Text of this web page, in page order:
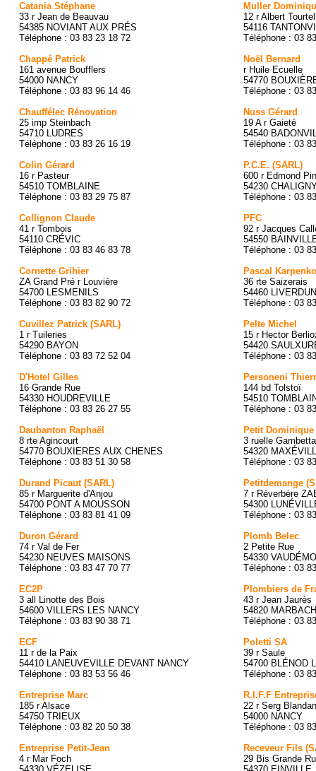
Catania Stéphane
33 r Jean de Beauvau
54385 NOVIANT AUX PRÉS
Téléphone : 03 83 23 18 72
Chappé Patrick
161 avenue Boufflers
54000 NANCY
Téléphone : 03 83 96 14 46
Chauffélec Rénovation
25 imp Steinbach
54710 LUDRES
Téléphone : 03 83 26 16 19
Colin Gérard
16 r Pasteur
54510 TOMBLAINE
Téléphone : 03 83 29 75 87
Collignon Claude
41 r Tombois
54110 CRÉVIC
Téléphone : 03 83 46 83 78
Cornette Grihier
ZA Grand Pré r Louvière
54700 LESMENILS
Téléphone : 03 83 82 90 72
Cuvillez Patrick (SARL)
1 r Tuileries
54290 BAYON
Téléphone : 03 83 72 52 04
D'Hotel Gilles
16 Grande Rue
54330 HOUDREVILLE
Téléphone : 03 83 26 27 55
Daubanton Raphaël
8 rte Agincourt
54770 BOUXIERES AUX CHENES
Téléphone : 03 83 51 30 58
Durand Picaut (SARL)
85 r Marguerite d'Anjou
54700 PONT A MOUSSON
Téléphone : 03 83 81 41 09
Duron Gérard
74 r Val de Fer
54230 NEUVES MAISONS
Téléphone : 03 83 47 70 77
EC2P
3 all Linotte des Bois
54600 VILLERS LES NANCY
Téléphone : 03 83 90 38 71
ECF
11 r de la Paix
54410 LANEUVEVILLE DEVANT NANCY
Téléphone : 03 83 53 56 46
Entreprise Marc
185 r Alsace
54750 TRIEUX
Téléphone : 03 82 20 50 38
Entreprise Petit-Jean
4 r Mar Foch
Muller
12 r Albert Tourtel
54116
Téléphone : 03
Noël Bernard
r Huile Ecuelle
54770
Téléphone : 03
Nuss Gérard
19 A r Gaieté
54540
Téléphone : 03
P.C.E. (SARL)
600 r Edmond
54230
Téléphone : 03
PFC
92 r Jacques
54550
Téléphone : 03
Pascal
36 rte Saizerais
54460 LIVERDUN
Téléphone : 03
Pelte Michel
15 r Hector
54420
Téléphone : 03
Personeni
144 bd Tolstoï
54510
Téléphone : 03
Petit Dominique
3 ruelle Gambetta
54320
Téléphone : 03
Petitdemange
7 r Réverbère
54300
Téléphone : 03
Plomb Belec
2 Petite Rue
54330
Téléphone : 03
Plombiers de
43 r Jean Jaurès
54820
Téléphone : 03
Poletti SA
39 r Saule
54700 BLÉNOD
Téléphone : 03
R.I.F.F
22 r Serg Blandan
54000 NANCY
Téléphone : 03
Receveur Fils
29 Bis Grande